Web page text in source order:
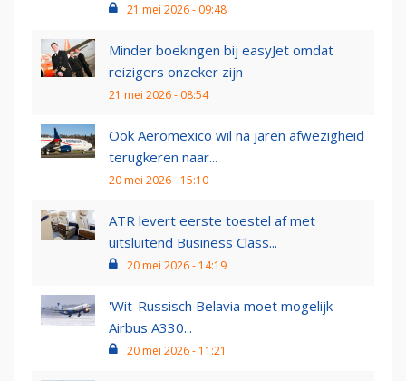
21 mei 2026 - 09:48
Minder boekingen bij easyJet omdat
reizigers onzeker zijn
21 mei 2026 - 08:54
Ook Aeromexico wil na jaren afwezigheid
terugkeren naar...
20 mei 2026 - 15:10
ATR levert eerste toestel af met
uitsluitend Business Class...
20 mei 2026 - 14:19
'Wit-Russisch Belavia moet mogelijk
Airbus A330...
20 mei 2026 - 11:21